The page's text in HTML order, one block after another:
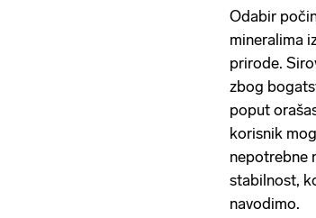
Odabir
mineralima
prirode.
zbog
poput
korisnik
nepotrebne
stabilnost,
navodimo.